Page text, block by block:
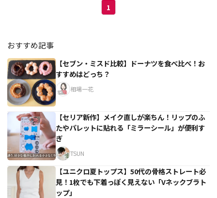
1
おすすめ記事
【セブン・ミスド比較】ドーナツを食べ比べ！お
すすめはどっち？
相場一花
【セリア新作】メイク直しが楽ちん！リップのふ
たやパレットに貼れる「ミラーシール」が便利す
ぎ
TSUN
【ユニクロ夏トップス】50代の骨格ストレート必
見！1枚でも下着っぽく見えない「Vネックブラト
ップ」